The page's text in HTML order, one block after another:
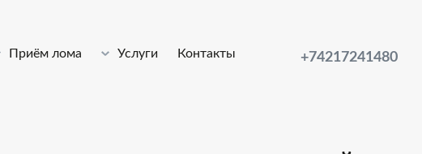
Приём лома Услуги Контакты +74217241480